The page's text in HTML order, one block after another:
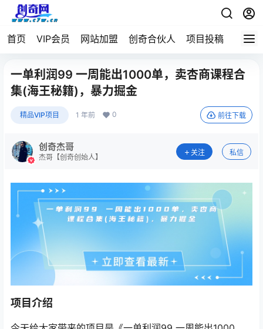
首页 VIP会员 网站加盟 创奇合伙人 项目投稿
一单利润99 一周能出1000单，卖杏商课程合
集(海王秘籍)，暴力掘金
精品VIP项目 1 年前 0 前往下载
创奇杰哥
杰哥【创奇创始人】
关注 私信
项目介绍